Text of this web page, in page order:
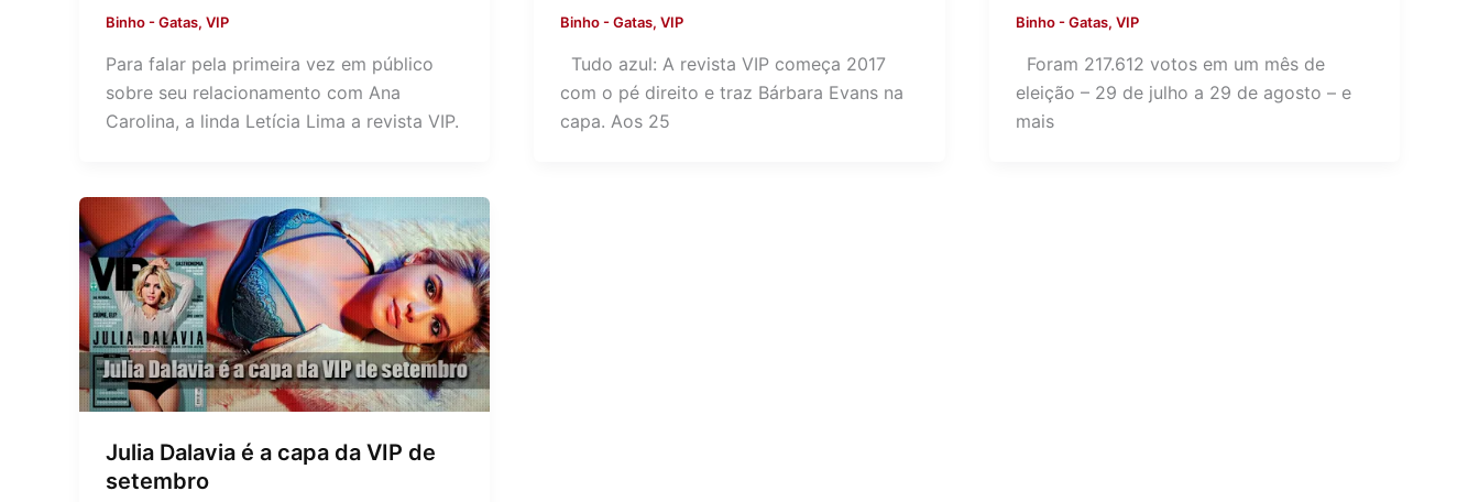
Binho-Gatas, VIP
Para falar pela primeira vez em público
sobre seu relacionamento com Ana
Carolina, a linda Letícia Lima a revista VIP.
Binho-Gatas,VIP
Tudo azul: A revista VIP começa 2017
com o pé direito e traz Bárbara Evans na
capa. Aos 25
Binho-Gatas, VIP
Foram 217.612 votos em um mês de
eleição – 29 de julho a 29 de agosto – e
mais
Julia Dalavia é a capa da VIP de
setembro